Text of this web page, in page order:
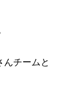
んチームと